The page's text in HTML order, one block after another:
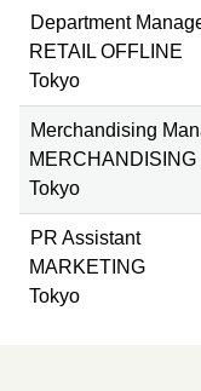
Department
RETAIL OFFLINE
Tokyo
Merchandising
Tokyo
PR Assistant
MARKETING
Tokyo